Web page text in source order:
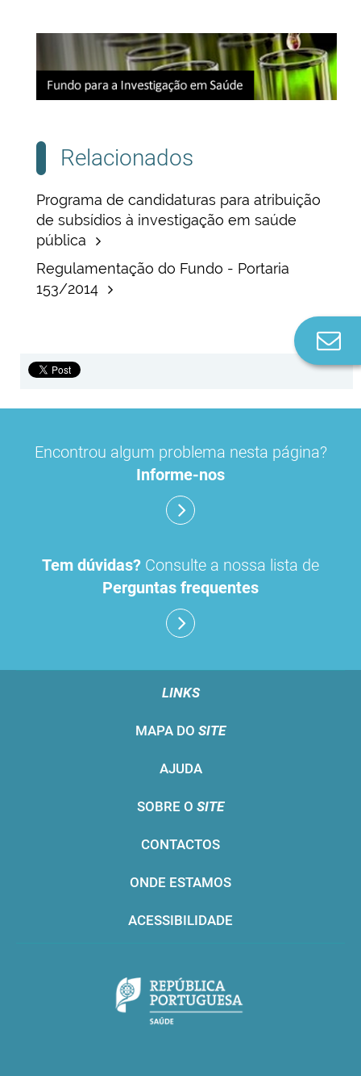
Relacionados
Programa de candidaturas para atribuição
de subsídios à investigação em saúde
pública
Regulamentação do Fundo - Portaria
153/2014
Encontrou algum problema nesta página?
Informe-nos
Tem dúvidas? Consulte a nossa lista de
Perguntas frequentes
LINKS
MAPA DO SITE
AJUDA
SOBRE O SITE
CONTACTOS
ONDE ESTAMOS
ACESSIBILIDADE